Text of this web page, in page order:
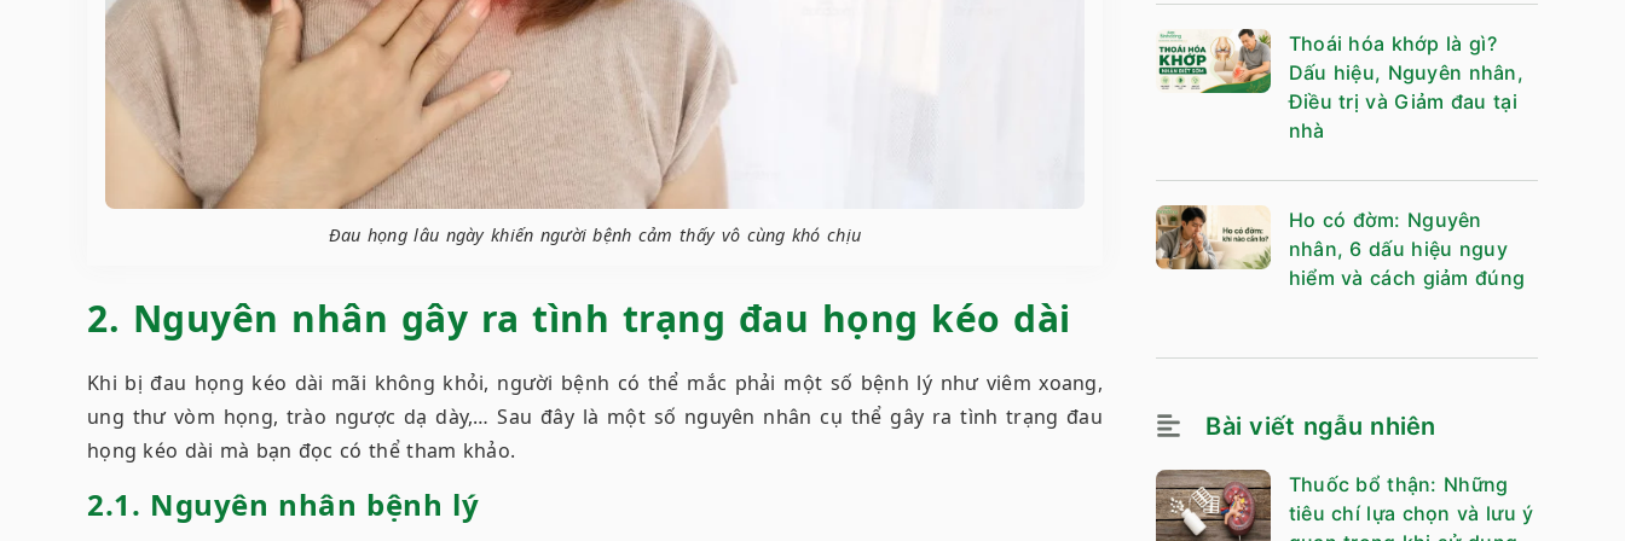
Đau họng lâu ngày khiến người bệnh cảm thấy vô cùng khó chịu
2. Nguyên nhân gây ra tình trạng đau họng kéo dài
Khi bị đau họng kéo dài mãi không khỏi, người bệnh có thể mắc phải một số bệnh lý như viêm xoang,
ung thư vòm họng, trào ngược dạ dày,… Sau đây là một số nguyên nhân cụ thể gây ra tình trạng đau
họng kéo dài mà bạn đọc có thể tham khảo.
2.1. Nguyên nhân bệnh lý
Thoái hóa khớp là gì?
Dấu hiệu, Nguyên nhân,
Điều trị và Giảm đau tại
nhà
Ho có đờm: Nguyên
nhân, 6 dấu hiệu nguy
hiểm và cách giảm đúng
Bài viết ngẫu nhiên
Thuốc bổ thận: Những
tiêu chí lựa chọn và lưu ý